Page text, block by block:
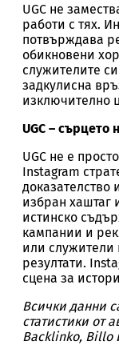
UGC не
работи с тях.
потвърждава
обикновени
служителите
задкулисна
изключително
UGC – сърцето
UGC не е
Instagram
доказателство
избран хаштаг
истинско
кампании и
или служители
резултати.
сцена за
Всички данни
статистики от
Backlinko, Billo